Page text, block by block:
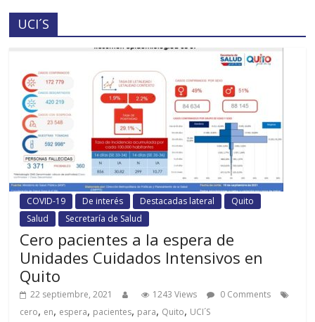
UCI´S
COVID-19 De interés Destacadas lateral
Quito
Salud
Secretaría de Salud
Cero pacientes a la espera de
Unidades Cuidados Intensivos en
Quito
22 septiembre, 2021 1243 Views
0 Comments
cero, en, espera, pacientes, para, Quito, UCI´S